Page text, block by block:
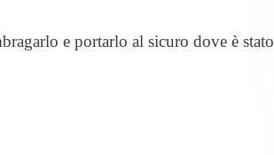
e portarlo al sicuro dove è stato